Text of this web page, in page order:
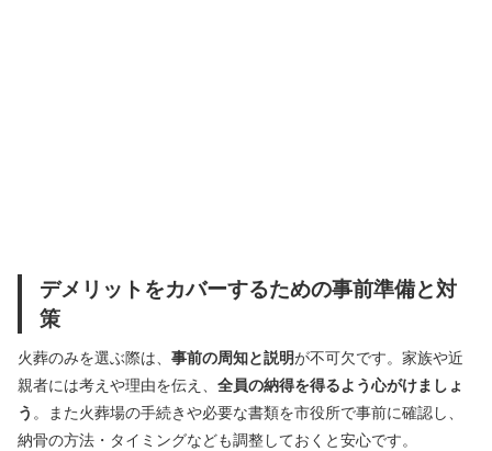
デメリットをカバーするための事前準備と対
策
火葬のみを選ぶ際は、 事前の周知と説明が不可欠です。家族や近
親者には考えや理由を伝え、 全員の納得を得るよう心がけましょ
う 。また火葬場の手続きや必要な書類を市役所で事前に確認し、
納骨の方法・タイミングなども調整しておくと安心です。